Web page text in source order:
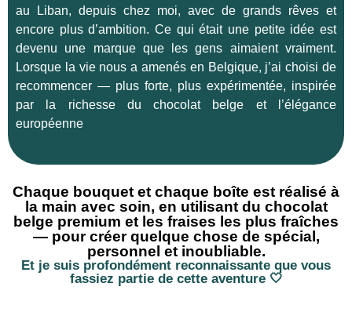
au Liban, depuis chez moi, avec de grands rêves et
encore plus d’ambition. Ce qui était une petite idée est
devenu une marque que les gens aimaient vraiment.
Lorsque la vie nous a amenés en Belgique, j’ai choisi de
recommencer — plus forte, plus expérimentée, inspirée
par la richesse du chocolat belge et l’élégance
européenne
Chaque bouquet et chaque boîte est réalisé à
la main avec soin, en utilisant du chocolat
belge premium et les fraises les plus fraîches
— pour créer quelque chose de spécial,
personnel et inoubliable.
Et je suis profondément reconnaissante que vous
fassiez partie de cette aventure 🤍